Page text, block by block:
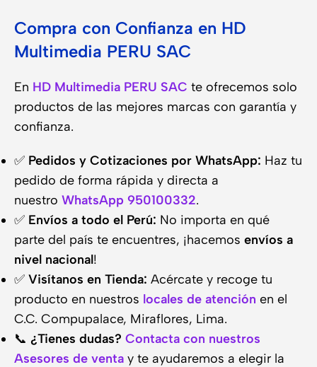
Compra con Confianza en HD
Multimedia PERU SAC
En HD Multimedia PERU SAC te ofrecemos solo
productos de las mejores marcas con garantía y
confianza.
✅ Pedidos y Cotizaciones por WhatsApp: Haz tu
pedido de forma rápida y directa a
nuestro WhatsApp 950100332.
✅ Envíos a todo el Perú: No importa en qué
parte del país te encuentres, ¡hacemos envíos a
nivel nacional!
✅ Visítanos en Tienda: Acércate y recoge tu
producto en nuestros locales de atención en el
C.C. Compupalace, Miraflores, Lima.
📞 ¿Tienes dudas? Contacta con nuestros
Asesores de venta y te ayudaremos a elegir la